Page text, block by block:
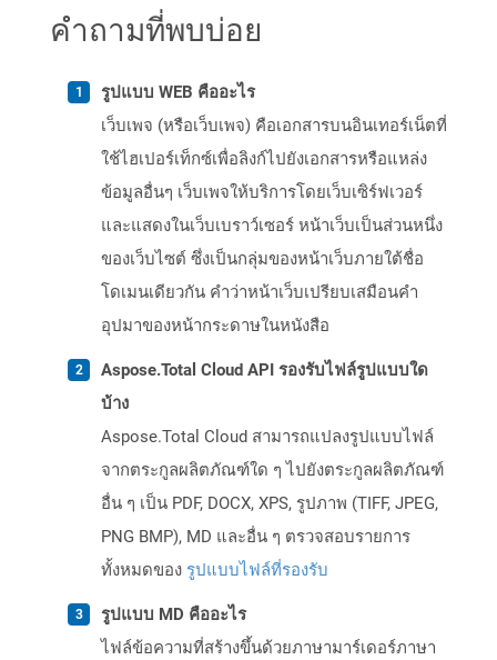
คำถามที่พบบ่อย
รูปแบบ WEB คืออะไร
เว็บเพจ (หรือเว็บเพจ) คือเอกสารบนอินเทอร์เน็ตที่
ใช้ไฮเปอร์เท็กซ์เพื่อลิงก์ไปยังเอกสารหรือแหล่ง
ข้อมูลอื่นๆ เว็บเพจให้บริการโดยเว็บเซิร์ฟเวอร์
และแสดงในเว็บเบราว์เซอร์ หน้าเว็บเป็นส่วนหนึ่ง
ของเว็บไซต์ ซึ่งเป็นกลุ่มของหน้าเว็บภายใต้ชื่อ
โดเมนเดียวกัน คำว่าหน้าเว็บเปรียบเสมือนคำ
อุปมาของหน้ากระดาษในหนังสือ
Aspose.Total Cloud API รองรับไฟล์รูปแบบใด
บ้าง
Aspose.Total Cloud สามารถแปลงรูปแบบไฟล์
จากตระกูลผลิตภัณฑ์ใด ๆ ไปยังตระกูลผลิตภัณฑ์
อื่น ๆ เป็น PDF, DOCX, XPS, รูปภาพ (TIFF, JPEG,
PNG BMP), MD และอื่น ๆ ตรวจสอบรายการ
ทั้งหมดของ รูปแบบไฟล์ที่รองรับ
รูปแบบ MD คืออะไร
ไฟล์ข้อความที่สร้างขึ้นด้วยภาษามาร์เดอร์ภาษา